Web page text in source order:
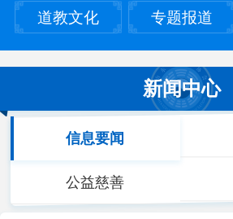
道教文化 专题报道
新闻中心
信息要闻
公益慈善